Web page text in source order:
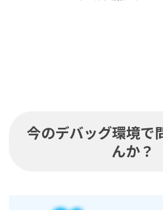
今のデバッグ環境で
んか？